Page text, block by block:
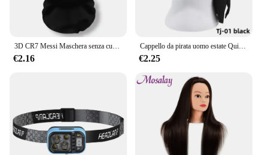
3D CR7 Messi Maschera senza cuciture Divertente viso stampato Sciarpa per la testa Persona famosa Maschera per la testa con protezione solare in seta di ghiaccio Halloween Cosplay
€2.16
Cappello da pirata uomo estate Quick Dry berretto da ciclismo puro Running Riding Hood fascia per capelli sciarpa Bandana foulard
€2.25